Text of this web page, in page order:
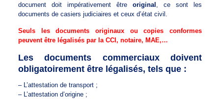
document doit impérativement êtreoriginal
, ce sont les
documents de casiers judiciaires et ceux d’état civil.
Seuls les documents originaux ou copies conformes
peuvent être légalisés par la CCI, notaire, MAE,…
Les documents commerciaux doivent
obligatoirement être légalisés, tels que :
– L’attestation de transport ;
– L’attestation d’origine ;